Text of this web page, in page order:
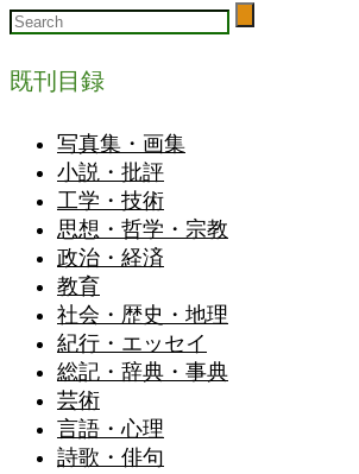
既刊目録
写真集・画集
小説・批評
工学・技術
思想・哲学・宗教
政治・経済
教育
社会・歴史・地理
紀行・エッセイ
総記・辞典・事典
芸術
言語・心理
詩歌・俳句